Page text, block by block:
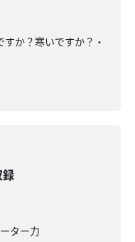
か？寒いですか？・
ター力